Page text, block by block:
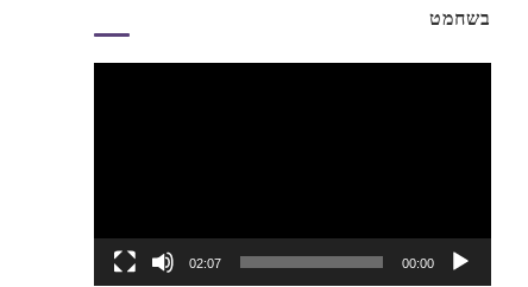
בשחמט
00:00
02:07